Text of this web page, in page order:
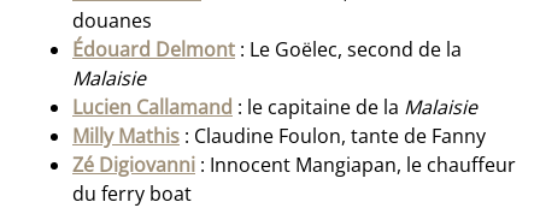
douanes
Édouard Delmont : Le Goëlec, second de la
Malaisie
Lucien Callamand : le capitaine de la Malaisie
Milly Mathis : Claudine Foulon, tante de Fanny
Zé Digiovanni : Innocent Mangiapan, le chauffeur
du ferry boat